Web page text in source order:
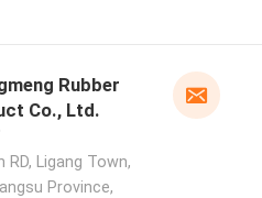
Rubber
Co., Ltd.
RD, Ligang Town,
Province,